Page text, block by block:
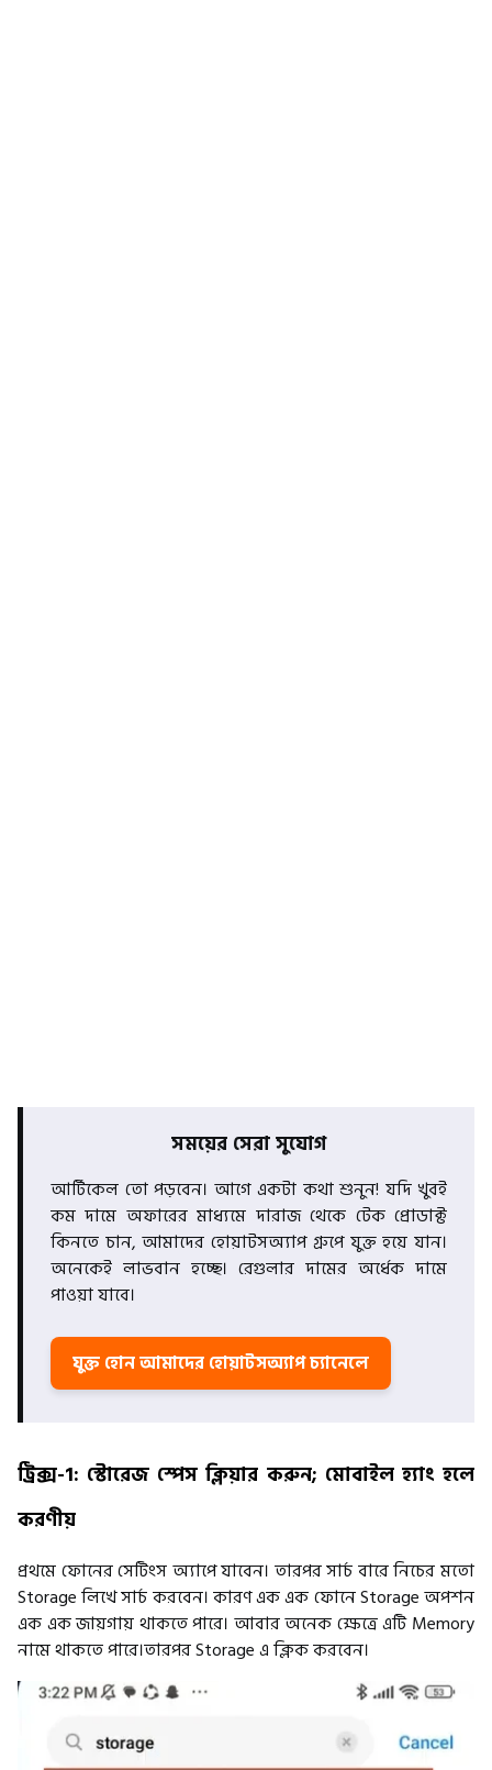
সময়ের সেরা সুযোগ
আর্টিকেল তো পড়বেন। আগে একটা কথা শুনুন! যদি খুবই
কম দামে অফারের মাধ্যমে দারাজ থেকে টেক প্রোডাক্ট
কিনতে চান, আমাদের হোয়াটসঅ্যাপ গ্রুপে যুক্ত হয়ে যান।
অনেকেই লাভবান হচ্ছে। রেগুলার দামের অর্ধেক দামে
পাওয়া যাবে।
যুক্ত হোন আমাদের হোয়াটসঅ্যাপ চ্যানেলে
ট্রিক্স-1: স্টোরেজ স্পেস ক্লিয়ার করুন; মোবাইল হ্যাং হলে
করণীয়
প্রথমে ফোনের সেটিংস অ্যাপে যাবেন। তারপর সার্চ বারে নিচের মতো
Storage লিখে সার্চ করবেন। কারণ এক এক ফোনে Storage অপশন
এক এক জায়গায় থাকতে পারে। আবার অনেক ক্ষেত্রে এটি Memory
নামে থাকতে পারে।তারপর Storage এ ক্লিক করবেন।